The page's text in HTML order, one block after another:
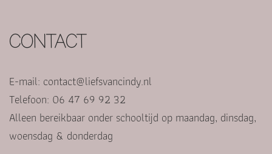
CONTACT
E-mail: contact@liefsvancindy.nl
Telefoon: 06 47 69 92 32
Alleen bereikbaar onder schooltijd op maandag, dinsdag,
woensdag & donderdag